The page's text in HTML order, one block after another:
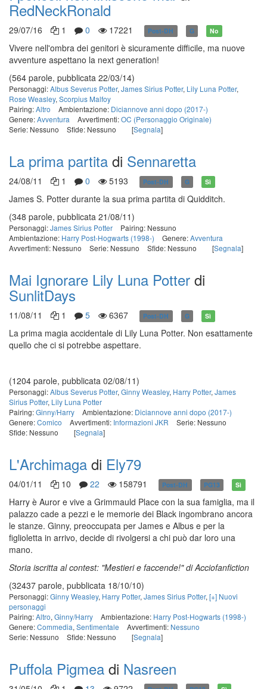
RedNeckRonald
29/07/16 1 0 17221 Post-DH G No
Vivere nell'ombra dei genitori è sicuramente difficile, ma nuove
avventure aspettano la next generation!
(564 parole, pubblicata 22/03/14)
Personaggi:Albus Severus Potter, James Sirius Potter, Lily Luna Potter,
Rose Weasley, Scorpius Malfoy
Pairing:Altro Ambientazione: Diciannove anni dopo (2017-)
Genere:Avventura Avvertimenti:OC (Personaggio Originale)
Serie: Nessuno
Sfide: Nessuno [Segnala]
La prima partita di Sennaretta
24/08/11 1 0 5193 Post-DH G Sì
James S. Potter durante la sua prima partita di Quidditch.
(348 parole, pubblicata 21/08/11)
Personaggi:James Sirius Potter
Pairing: Nessuno
Ambientazione: Harry Post-Hogwarts (1998-) Genere:Avventura
Avvertimenti: Nessuno
Serie: Nessuno Sfide: Nessuno [Segnala]
Mai Ignorare Lily Luna Potter di
SunlitDays
11/08/11 1 5 6367 Post-DH G Sì
La prima magia accidentale di Lily Luna Potter. Non esattamente
quello che ci si potrebbe aspettare.
(1204 parole, pubblicata 02/08/11)
Personaggi:Albus Severus Potter, Ginny Weasley, Harry Potter, James
Sirius Potter, Lily Luna Potter
Pairing:Ginny/Harry Ambientazione: Diciannove anni dopo (2017-)
Genere:Comico Avvertimenti: Informazioni JKR
Serie: Nessuno
Sfide: Nessuno
[Segnala]
L'Archimaga di Ely79
04/01/11 10 22 158791 Post-DH PG13 Sì
Harry è Auror e vive a Grimmauld Place con la sua famiglia, ma il
palazzo cade a pezzi e le memorie dei Black ingombrano ancora
le stanze. Ginny, preoccupata per James e Albus e per la
figlioletta in arrivo, decide di rivolgersi a chi può dar loro una
mano.
Storia iscritta al contest: "Mestieri e faccende!" di Acciofanfiction
(32437 parole, pubblicata 18/10/10)
Personaggi:Ginny Weasley, Harry Potter, James Sirius Potter, [+] Nuovi
personaggi
Pairing:Altro, Ginny/Harry Ambientazione: Harry Post-Hogwarts (1998-)
Genere:Commedia, Sentimentale Avvertimenti: Nessuno
Serie: Nessuno
Sfide: Nessuno [Segnala]
Puffola Pigmea di Nasreen